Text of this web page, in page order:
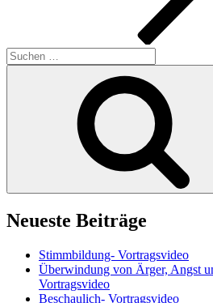
Suchen
nach:
Neueste Beiträge
Stimmbildung- Vortragsvideo
Überwindung von Ärger, Angst
Vortragsvideo
Beschaulich- Vortragsvideo